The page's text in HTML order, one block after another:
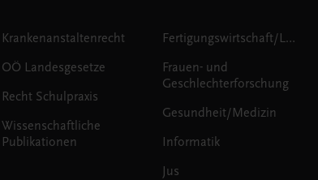
Krankenanstaltenrecht
OÖ Landesgesetze
Recht Schulpraxis
Wissenschaftliche
Publikationen
Fertigungswirtschaft/Logistik
Frauen- und
Geschlechterforschung
Gesundheit/Medizin
Informatik
Jus